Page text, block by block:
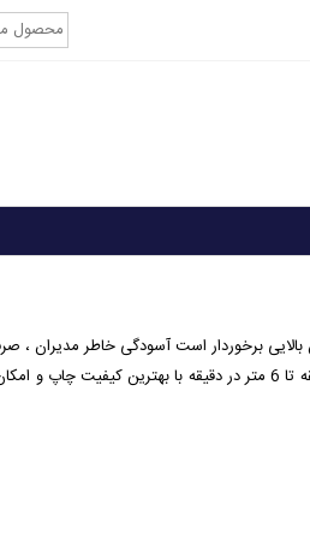
بالایی برخوردار است آسودگی خاطر
دستگاهای نسخه برداری مهندسی لیزری اسهبا قابلیت های منحصر به فرد با سرعت